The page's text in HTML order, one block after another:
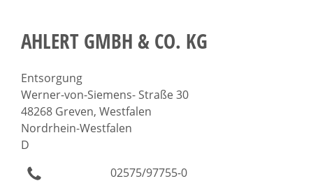
AHLERT GMBH & CO. KG
Entsorgung
Werner-von-Siemens- Straße 30
48268 Greven, Westfalen
Nordrhein-Westfalen
D
02575/97755-0